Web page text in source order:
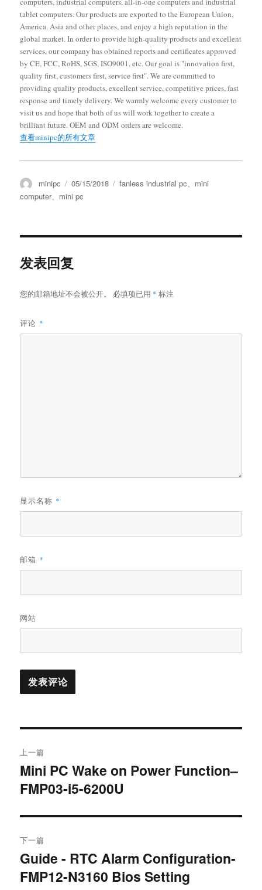
tablet computers. Our products are exported to the European Union,
America, Asia and other places, and enjoy a high reputation in the
global market. In order to provide high-quality products and excellent
services, our company has obtained reports and certificates approved
by CE, FCC, RoHS, SGS, ISO9001, etc. Our goal is "innovation first,
quality first, customers first, service first". We are committed to
providing quality products, excellent service, competitive prices, fast
response and timely delivery. We warmly welcome every customer to
visit us and hope that both of us will work together to create a
brilliant future. OEM and ODM orders are welcome.
查看minipc的所有文章
minipc 05/15/2018 fanless industrial pc
mini
computer、 mini pc
发表回复
您的邮箱地址不会被公开。 必填项已用 * 标注
评论 *
显示名称 *
邮箱 *
网站
上一篇
Mini PC Wake on Power Function–
FMP03-i5-6200U
下一篇
Guide - RTC Alarm Configuration-
FMP12-N3160 Bios Setting